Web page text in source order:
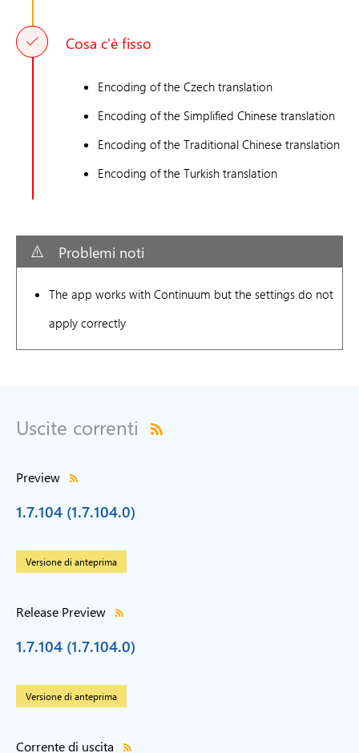
Cosa c'è fisso
Encoding of the Czech translation
Encoding of the Simplified Chinese translation
Encoding of the Traditional Chinese translation
Encoding of the Turkish translation
Problemi noti
The app works with Continuum but the settings do not
apply correctly
Uscite correnti
Preview
1.7.104 (1.7.104.0)
Versione di anteprima
Release Preview
1.7.104 (1.7.104.0)
Versione di anteprima
Corrente di uscita